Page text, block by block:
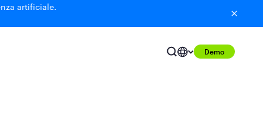
artificiale.
Demo